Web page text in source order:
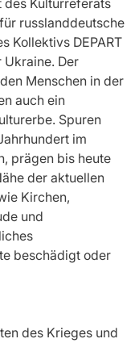
des Kulturreferats
russlanddeutsche
Kollektivs DEPART
Ukraine. Der
Menschen in der
auch ein
Spuren
im
prägen bis heute
der aktuellen
Kirchen,
und
beschädigt oder
des Krieges und